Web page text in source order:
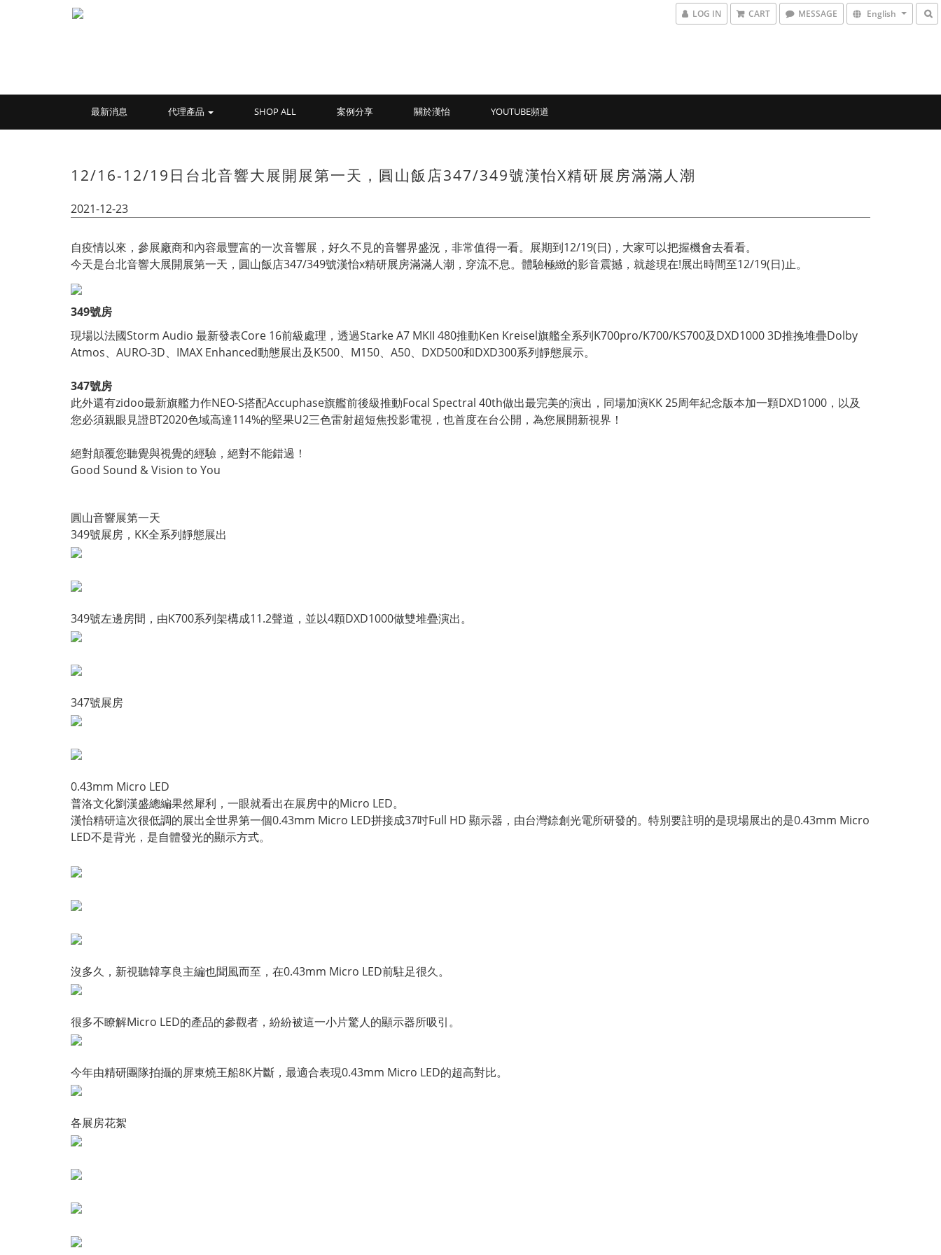
LOG IN CART MESSAGE English
最新消息 代理產品 SHOP ALL 案例分享 關於漢怡 YOUTUBE頻道
12/16-12/19日台北音響大展開展第一天，圓山飯店347/349號漢怡X精研展房滿滿人潮
2021-12-23
自疫情以來，參展廠商和內容最豐富的一次音響展，好久不見的音響界盛況，非常值得一看。展期到12/19(日)，大家可以把握機會去看看。
今天是台北音響大展開展第一天，圓山飯店347/349號漢怡x精研展房滿滿人潮，穿流不息。體驗極緻的影音震撼，就趁現在!展出時間至12/19(日)止。
349號房
現場以法國Storm Audio 最新發表Core 16前級處理，透過Starke A7 MKII 480推動Ken Kreisel旗艦全系列K700pro/K700/KS700及DXD1000 3D推挽堆疊Dolby
Atmos、AURO-3D、IMAX Enhanced動態展出及K500、M150、A50、DXD500和DXD300系列靜態展示。
347號房
此外還有zidoo最新旗艦力作NEO-S搭配Accuphase旗艦前後級推動Focal Spectral 40th做出最完美的演出，同場加演KK 25周年紀念版本加一顆DXD1000，以及
您必須親眼見證BT2020色域高達114%的堅果U2三色雷射超短焦投影電視，也首度在台公開，為您展開新視界！
絕對顛覆您聽覺與視覺的經驗，絕對不能錯過！
Good Sound & Vision to You
圓山音響展第一天
349號展房，KK全系列靜態展出
349號左邊房間，由K700系列架構成11.2聲道，並以4顆DXD1000做雙堆疊演出。
347號展房
0.43mm Micro LED
普洛文化劉漢盛總編果然犀利，一眼就看出在展房中的Micro LED。
漢怡精研這次很低調的展出全世界第一個0.43mm Micro LED拼接成37吋Full HD 顯示器，由台灣錼創光電所研發的。特別要註明的是現場展出的是0.43mm Micro
LED不是背光，是自體發光的顯示方式。
沒多久，新視聽韓享良主編也聞風而至，在0.43mm Micro LED前駐足很久。
很多不瞭解Micro LED的產品的參觀者，紛紛被這一小片驚人的顯示器所吸引。
今年由精研團隊拍攝的屏東燒王船8K片斷，最適合表現0.43mm Micro LED的超高對比。
各展房花絮